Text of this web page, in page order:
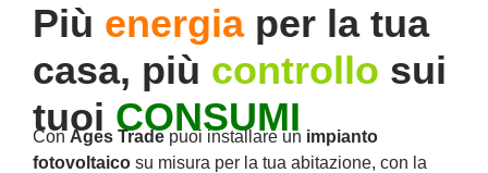
Più energiaper la tua
casa, più controllo sui
tuoi CONSUMI
ConAges Trade puoi installare un impianto
fotovoltaico su misura per la tua abitazione, con la